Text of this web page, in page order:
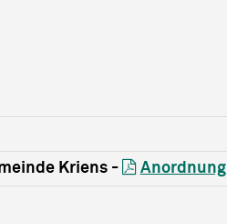
Kriens - Anordnung